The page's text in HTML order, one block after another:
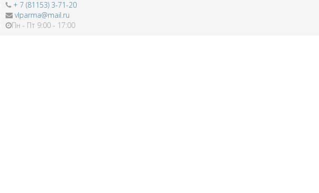
+ 7 (81153) 3-71-20
vlparma@mail.ru
Пн - Пт 9:00 - 17:00